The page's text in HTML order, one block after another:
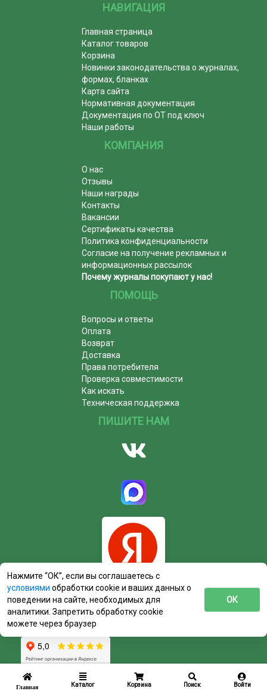
Главная Каталог Корзина Поиск Войти
НАВИГАЦИЯ
Главная страница
Каталог товаров
Корзина
Новинки законодательства о журналах,
формах, бланках
Карта сайта
Нормативная документация
Документация по ОТ под ключ
Наши работы
КОМПАНИЯ
О нас
Отзывы
Наши награды
Контакты
Вакансии
Сертификаты качества
Политика конфиденциальности
Согласие на получение рекламных и
информационных рассылок
Почему журналы покупают у нас!
ПОМОЩЬ
Вопросы и ответы
Оплата
Возврат
Доставка
Права потребителя
Проверка совместимости
Как искать
Техническая поддержка
ПИШИТЕ НАМ
Нажмите “ОК”, если вы соглашаетесь с
условиями обработки cookie и ваших данных о
поведении на сайте, необходимых для
аналитики. Запретить обработку cookie
можете через браузер
ОК